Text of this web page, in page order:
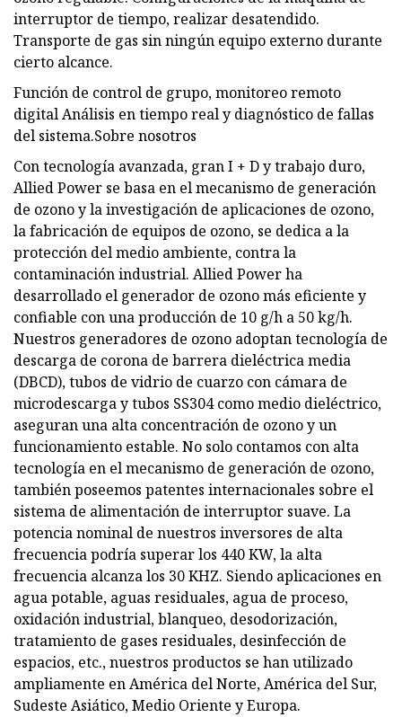
interruptor de tiempo, realizar desatendido.
Transporte de gas sin ningún equipo externo durante
cierto alcance.
Función de control de grupo, monitoreo remoto
digital Análisis en tiempo real y diagnóstico de fallas
del sistema.Sobre nosotros
Con tecnología avanzada, gran I + D y trabajo duro,
Allied Power se basa en el mecanismo de generación
de ozono y la investigación de aplicaciones de ozono,
la fabricación de equipos de ozono, se dedica a la
protección del medio ambiente, contra la
contaminación industrial. Allied Power ha
desarrollado el generador de ozono más eficiente y
confiable con una producción de 10 g/h a 50 kg/h.
Nuestros generadores de ozono adoptan tecnología de
descarga de corona de barrera dieléctrica media
(DBCD), tubos de vidrio de cuarzo con cámara de
microdescarga y tubos SS304 como medio dieléctrico,
aseguran una alta concentración de ozono y un
funcionamiento estable. No solo contamos con alta
tecnología en el mecanismo de generación de ozono,
también poseemos patentes internacionales sobre el
sistema de alimentación de interruptor suave. La
potencia nominal de nuestros inversores de alta
frecuencia podría superar los 440 KW, la alta
frecuencia alcanza los 30 KHZ. Siendo aplicaciones en
agua potable, aguas residuales, agua de proceso,
oxidación industrial, blanqueo, desodorización,
tratamiento de gases residuales, desinfección de
espacios, etc., nuestros productos se han utilizado
ampliamente en América del Norte, América del Sur,
Sudeste Asiático, Medio Oriente y Europa.